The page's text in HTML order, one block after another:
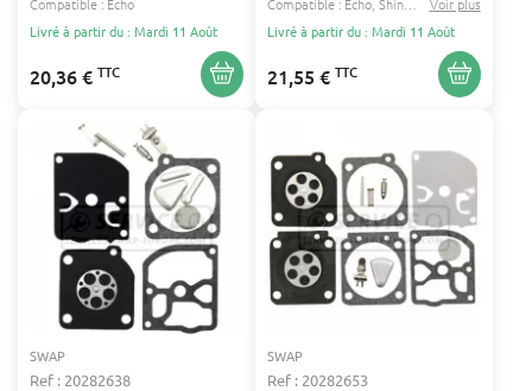
Compatible : Echo
Livré à partir du : Mardi 11 Août
20,36 € TTC
Compatible : Echo Shindaiwa ...
Voir plus
Livré à partir du : Mardi 11 Août
21,55 € TTC
SWAP
Ref : 20282638
SWAP
Ref : 20282653